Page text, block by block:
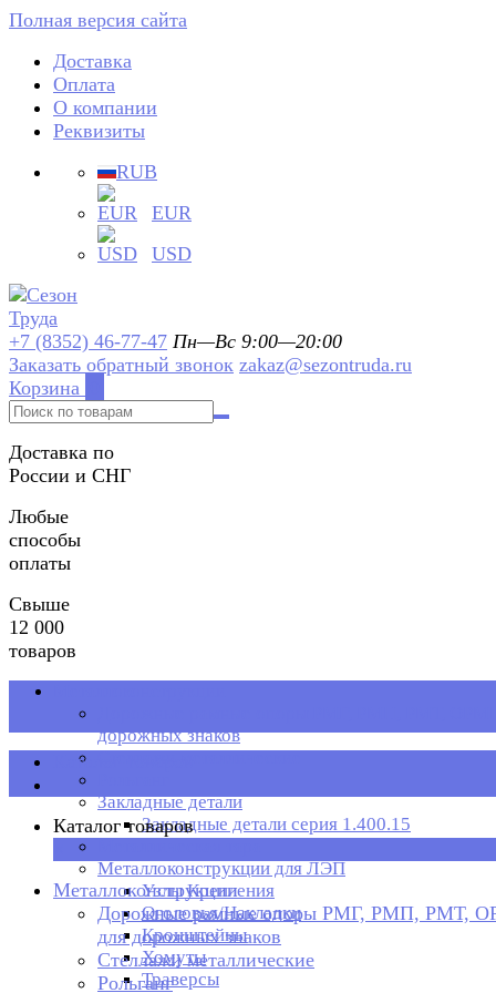
Полная версия сайта
Доставка
Оплата
О компании
Реквизиты
RUB
EUR
USD
+7 (8352) 46-77-47 Пн—Вс 9:00—20:00
Заказать обратный звонок zakaz@sezontruda.ru
Корзина
Доставка по
России и СНГ
Любые
способы
оплаты
Свыше
12 000
товаров
дорожных знаков
Стеллажи металлические
Закладные детали
Закладные детали серия 1.400.15
Металлоконструкции для ЛЭП
Узлы Крепления
Оголовья/Накладки
Кронштейны
Хомуты
Траверсы
Каталог товаров
Каталог товаров
Металлоконструкции
Дорожные рамные опоры РМГ, РМП, РМТ,
для дорожных знаков
Стеллажи металлические
Рольганг